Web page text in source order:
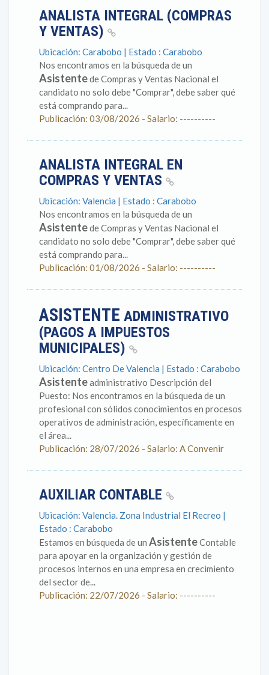
ANALISTA INTEGRAL (COMPRAS
Y VENTAS)
Ubicación: Carabobo | Estado : Carabobo
Nos encontramos en la búsqueda de un
Asistentede Compras y Ventas Nacional el
candidato no solo debe "Comprar", debe saber qué
está comprando para...
Publicación: 03/08/2026 - Salario: ----------
ANALISTA INTEGRAL EN
COMPRAS Y VENTAS
Ubicación: Valencia | Estado : Carabobo
Nos encontramos en la búsqueda de un
Asistentede Compras y Ventas Nacional el
candidato no solo debe "Comprar", debe saber qué
está comprando para...
Publicación: 01/08/2026 - Salario: ----------
ASISTENTE ADMINISTRATIVO
(PAGOS A IMPUESTOS
MUNICIPALES)
Ubicación: Centro De Valencia | Estado : Carabobo
Asistenteadministrativo Descripción del
Puesto: Nos encontramos en la búsqueda de un
profesional con sólidos conocimientos en procesos
operativos de administración, específicamente en
el área...
Publicación: 28/07/2026 - Salario: A Convenir
AUXILIAR CONTABLE
Ubicación: Valencia. Zona Industrial El Recreo |
Estado : Carabobo
Estamos en búsqueda de un AsistenteContable
para apoyar en la organización y gestión de
procesos internos en una empresa en crecimiento
del sector de...
Publicación: 22/07/2026 - Salario: ----------